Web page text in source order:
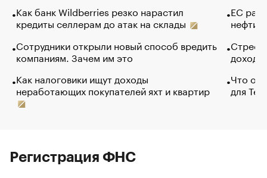
Как банк Wildberries резко нарастил
кредиты селлерам до атак на склады
Сотрудники открыли новый способ вредить
компаниям. Зачем им это
Как налоговики ищут доходы
неработающих покупателей яхт и квартир
ЕС
нефти
Что
для
Регистрация ФНС